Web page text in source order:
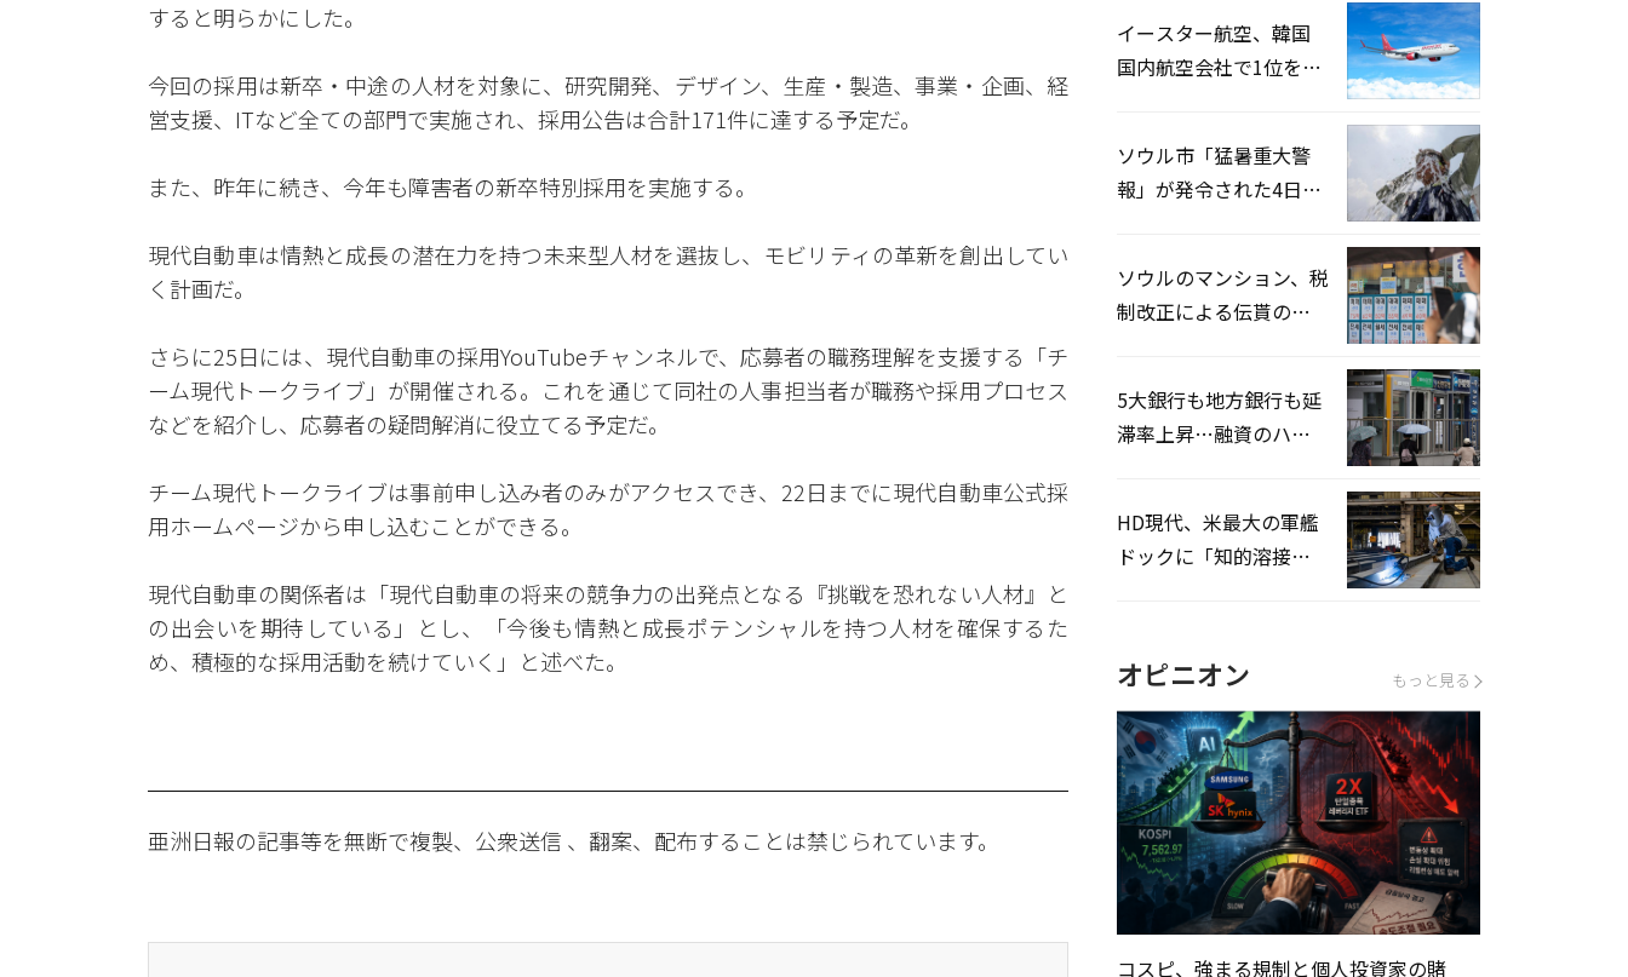
すると明らかにした。
今回の採用は新卒・中途の人材を対象に、研究開発、デザイン、生産・製造、事業・企画、経
営支援、ITなど全ての部門で実施され、採用公告は合計171件に達する予定だ。
また、昨年に続き、今年も障害者の新卒特別採用を実施する。
現代自動車は情熱と成長の潜在力を持つ未来型人材を選抜し、モビリティの革新を創出してい
く計画だ。
さらに25日には、現代自動車の採用YouTubeチャンネルで、応募者の職務理解を支援する「チ
ーム現代トークライブ」が開催される。これを通じて同社の人事担当者が職務や採用プロセス
などを紹介し、応募者の疑問解消に役立てる予定だ。
チーム現代トークライブは事前申し込み者のみがアクセスでき、22日までに現代自動車公式採
用ホームページから申し込むことができる。
現代自動車の関係者は「現代自動車の将来の競争力の出発点となる『挑戦を恐れない人材』と
の出会いを期待している」とし、「今後も情熱と成長ポテンシャルを持つ人材を確保するた
め、積極的な採用活動を続けていく」と述べた。
亜洲日報の記事等を無断で複製、公衆送信 、翻案、配布することは禁じられています。
イースター航空、韓国
国内航空会社で1位を記
ソウル市「猛暑重大警
報」が発令された4日、
ソウルのマンション、税
制改正による伝貰の月
5大銀行も地方銀行も延
滞率上昇…融資のハー
HD現代、米最大の軍艦
ドックに「知的溶接」
オピニオン もっと見る
コスピ、強まる規制と個人投資家の賭